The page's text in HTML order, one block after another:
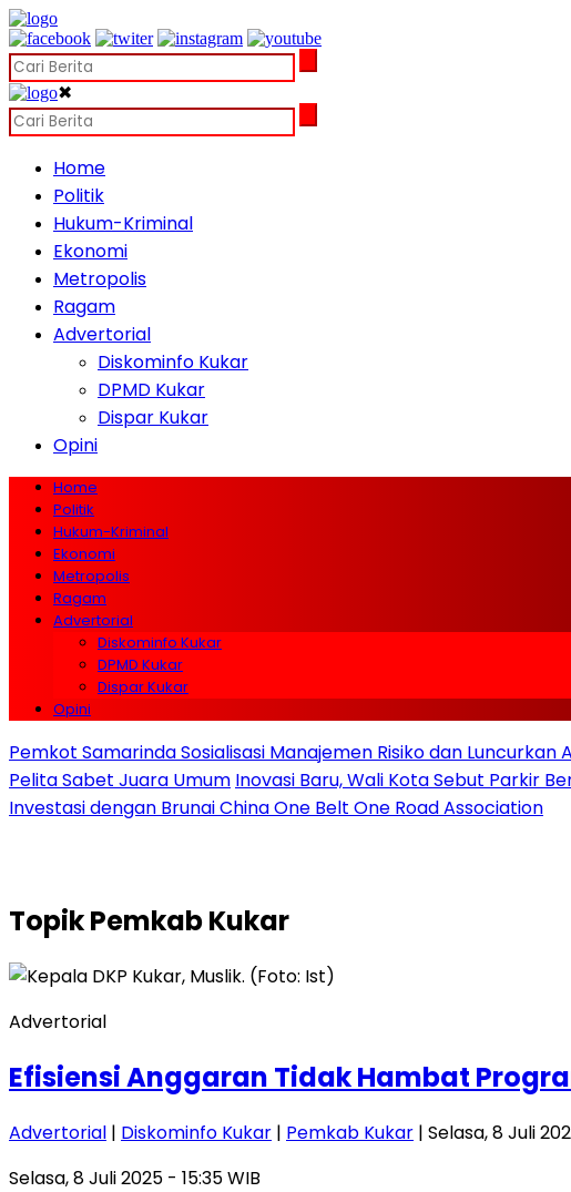
✖
Home
Politik
Hukum-Kriminal
Ekonomi
Metropolis
Ragam
Advertorial
Diskominfo Kukar
DPMD Kukar
Dispar Kukar
Opini
Home
Politik
Hukum-Kriminal
Ekonomi
Metropolis
Ragam
Advertorial
Diskominfo Kukar
DPMD Kukar
Dispar Kukar
Opini
Pemkot Samarinda Sosialisasi Manajemen Risiko dan Luncurkan
Pelita Sabet Juara Umum Inovasi Baru, Wali Kota Sebut Parkir
Investasi dengan Brunai China One Belt One Road Association
TopikPemkab Kukar
Advertorial
Efisiensi Anggaran Tidak Hambat
Advertorial | Diskominfo Kukar | Pemkab Kukar | Selasa, 8 Juli
Selasa, 8 Juli 2025 - 15:35 WIB